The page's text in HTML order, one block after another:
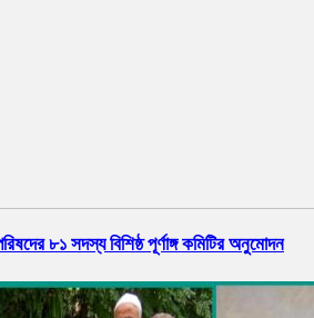
৮১ সদস্য বিশিষ্ঠ পূর্ণাঙ্গ কমিটির অনুমোদন